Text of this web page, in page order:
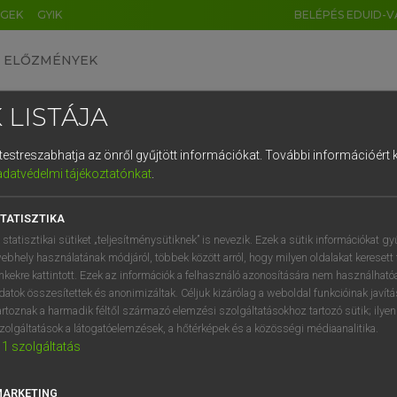
GYIK BELÉPÉS EDUID-
ELŐZMÉNYEK
egyetemes nagyszótár
VAN ELŐFIZETÉSED?
megtekintéséhez.
LISTÁJA
az önről gyűjtött információkat. További információért
tájékoztatónkat.
statisztikai sütiket „teljesítménysütiknek” is nevezik. Ezek a sütik információkat
használatának módjáról, többek között arról, hogy milyen oldalakat keresett
kattintott. Ezek az információk a felhasználó azonosítására nem
összesítettek és anonimizáltak. Céljuk kizárólag a weboldal funkcióinak
a harmadik féltől származó elemzési szolgáltatásokhoz tartozó sütik;
a látogatóelemzések, a hőtérképek és a közösségi médiaanalitika.
1 szolgáltatás
DE CN FR ES IT NL
1 2 3 4 5 6 7 8 9
q w e r t z u i
a s d f g h j k l é
í y x c v b n m , .